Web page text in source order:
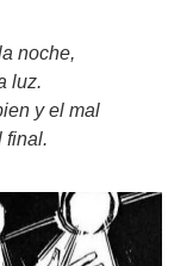
noche,
luz.
y el mal
final.